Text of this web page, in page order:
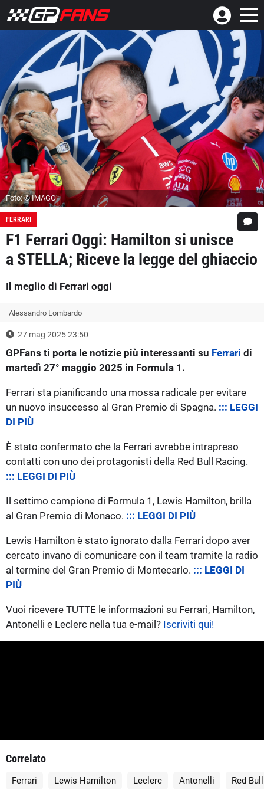
Foto: © IMAGO
FERRARI
F1 Ferrari Oggi: Hamilton si unisce
a STELLA; Riceve la legge del ghiaccio
Il meglio di Ferrari oggi
Alessandro Lombardo
27 mag 2025 23:50
GPFans ti porta le notizie più interessanti su Ferrari di
martedì 27° maggio 2025 in Formula 1.
Ferrari sta pianificando una mossa radicale per evitare
un nuovo insuccesso al Gran Premio di Spagna. ::: LEGGI
DI PIÙ
È stato confermato che la Ferrari avrebbe intrapreso
contatti con uno dei protagonisti della Red Bull Racing.
::: LEGGI DI PIÙ
Il settimo campione di Formula 1, Lewis Hamilton, brilla
al Gran Premio di Monaco. ::: LEGGI DI PIÙ
Lewis Hamilton è stato ignorato dalla Ferrari dopo aver
cercato invano di comunicare con il team tramite la radio
al termine del Gran Premio di Montecarlo. ::: LEGGI DI
PIÙ
Vuoi ricevere TUTTE le informazioni su Ferrari, Hamilton,
Antonelli e Leclerc nella tua e-mail? Iscriviti qui!
Correlato
Ferrari Lewis Hamilton Leclerc Antonelli Red